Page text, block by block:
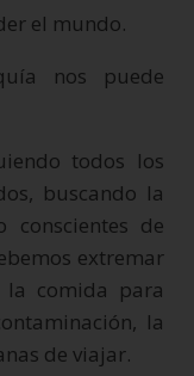
el mundo.
nos puede
todos los
buscando la
conscientes de
extremar
la comida para
la
de viajar.